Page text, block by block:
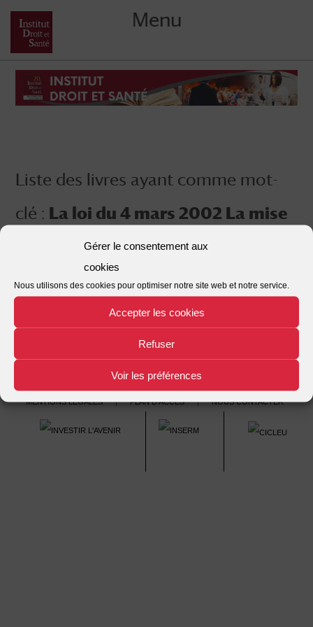
Gérer le consentement aux
cookies
Nous utilisons des cookies pour optimiser notre site web et notre service.
Accepter les cookies
Refuser
Voir les préférences
Menu
content
Liste des livres ayant comme mot-
clé : La loi du 4 mars 2002 La mise
en pratique La loi relative aux
droits des malades et
Mentions légales | Plan d'accès | Nous contacter